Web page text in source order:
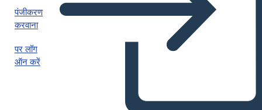
पंजीकरण
करवाना
पर लॉग
ऑन करें